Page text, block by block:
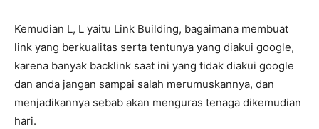
Kemudian L, L yaitu Link Building, bagaimana membuat
link yang berkualitas serta tentunya yang diakui google,
karena banyak backlink saat ini yang tidak diakui google
dan anda jangan sampai salah merumuskannya, dan
menjadikannya sebab akan menguras tenaga dikemudian
hari.